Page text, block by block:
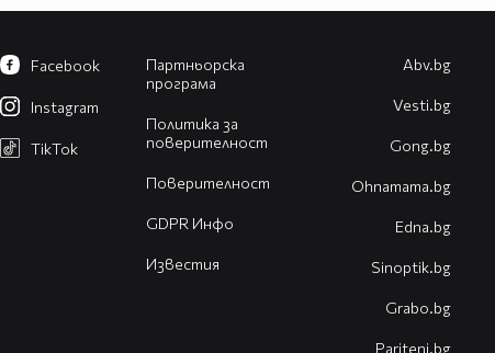
Партньорска
програма
Политика за
поверителност
Поверителност
GDPR Инфо
Известия
Facebook
Instagram
TikTok
Abv.bg
Vesti.bg
Gong.bg
Оhnamama.bg
Edna.bg
Sinoptik.bg
Grabo.bg
Pariteni.bg